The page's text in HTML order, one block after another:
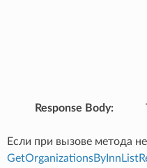
Response Body:
Если при вызове метода